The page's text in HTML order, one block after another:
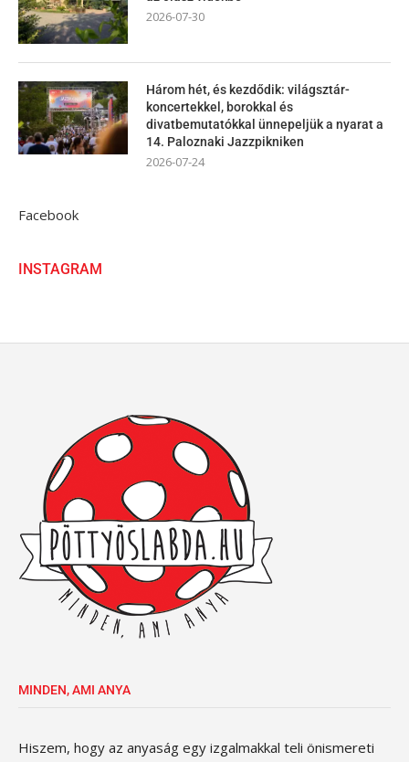
2026-07-30
Három hét, és kezdődik: világsztár-
koncertekkel, borokkal és
divatbemutatókkal ünnepeljük a nyarat a
14. Paloznaki Jazzpikniken
2026-07-24
Facebook
INSTAGRAM
MINDEN, AMI ANYA
Hiszem, hogy az anyaság egy izgalmakkal teli önismereti